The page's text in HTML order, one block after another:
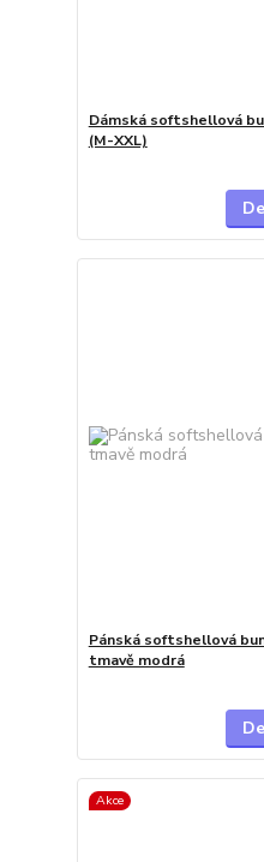
Dámská softshellová
(M-XXL)
Pánská softshellová
tmavě modrá
Akce